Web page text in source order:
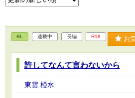
BL 連載中 長編 R18 お
許してなんて言わないから
東雲 椏水